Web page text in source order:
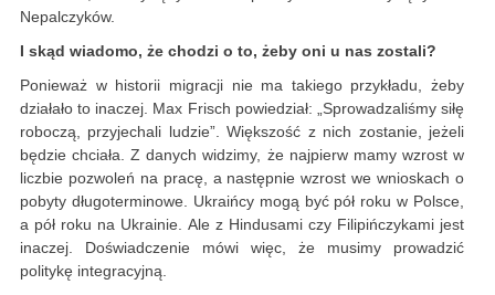
Nepalczyków.
I skąd wiadomo, że chodzi o to, żeby oni u nas zostali?
Ponieważ w historii migracji nie ma takiego przykładu, żeby
działało to inaczej. Max Frisch powiedział: „Sprowadzaliśmy siłę
roboczą, przyjechali ludzie”. Większość z nich zostanie, jeżeli
będzie chciała. Z danych widzimy, że najpierw mamy wzrost w
liczbie pozwoleń na pracę, a następnie wzrost we wnioskach o
pobyty długoterminowe. Ukraińcy mogą być pół roku w Polsce,
a pół roku na Ukrainie. Ale z Hindusami czy Filipińczykami jest
inaczej. Doświadczenie mówi więc, że musimy prowadzić
politykę integracyjną.